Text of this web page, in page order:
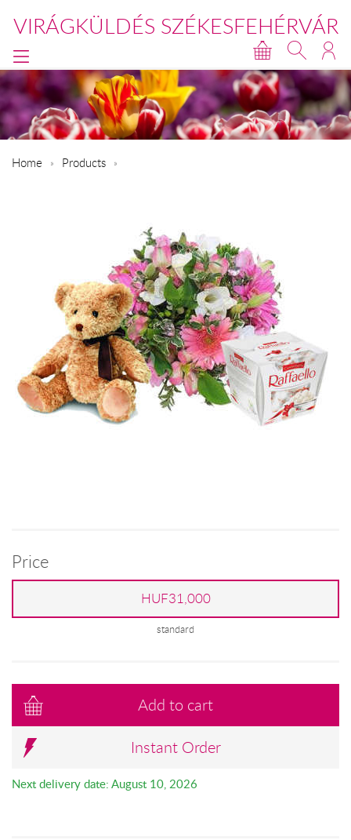
VIRÁGKÜLDÉS SZÉKESFEHÉRVÁR
Home Products
Price
HUF31,000
standard
Add to cart
Instant Order
Next delivery date: August 10, 2026